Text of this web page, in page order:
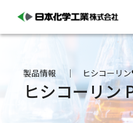
製品情報 ヒシコーリン
ヒシコーリン